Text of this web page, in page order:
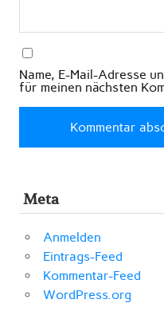
Name, E-Mail-Adresse
für meinen nächsten
Meta
Anmelden
Eintrags-Feed
Kommentar-Feed
WordPress.org